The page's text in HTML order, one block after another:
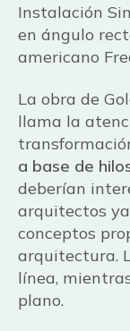
Instalación
en ángulo
americano
La obra de
llama la
a base de
deberían
arquitectos
conceptos
arquitectura.
línea,
plano.